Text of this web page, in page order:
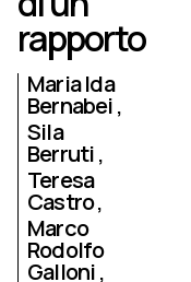
rapporto
Maria Ida
Bernabei
Sila
Berruti
Teresa
Castro
Marco
Rodolfo
Galloni